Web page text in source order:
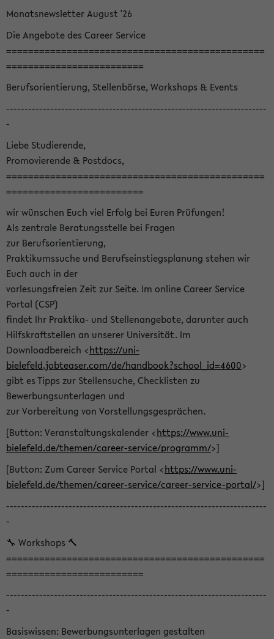
Monatsnewsletter August '26
Die Angebote des Career Service
===============================================
=========================
Berufsorientierung, Stellenbörse, Workshops & Events
-----------------------------------------------------------------------
-
Liebe Studierende,
Promovierende & Postdocs,
===============================================
=========================
wir wünschen Euch viel Erfolg bei Euren Prüfungen!
Als zentrale Beratungsstelle bei Fragen
zur Berufsorientierung,
Praktikumssuche und Berufseinstiegsplanung stehen wir
Euch auch in der
vorlesungsfreien Zeit zur Seite. Im online Career Service
Portal (CSP)
findet Ihr Praktika- und Stellenangebote, darunter auch
Hilfskraftstellen an unserer Universität. Im
Downloadbereich <https://uni-
bielefeld.jobteaser.com/de/handbook?school_id=4600>
gibt es Tipps zur Stellensuche, Checklisten zu
Bewerbungsunterlagen und
zur Vorbereitung von Vorstellungsgesprächen.
[Button: Veranstaltungskalender <https://www.uni-
bielefeld.de/themen/career-service/programm/>]
[Button: Zum Career Service Portal <https://www.uni-
bielefeld.de/themen/career-service/career-service-portal/>]
-----------------------------------------------------------------------
-
🔧 Workshops 🔨
===============================================
=========================
-----------------------------------------------------------------------
-
Basiswissen: Bewerbungsunterlagen gestalten